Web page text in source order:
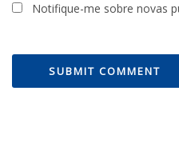
Notifique-me sobre novas